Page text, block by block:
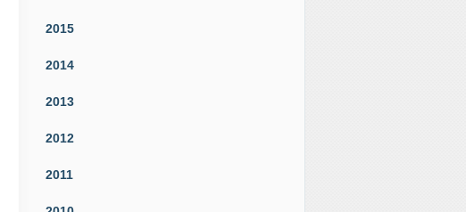
2015
2014
2013
2012
2011